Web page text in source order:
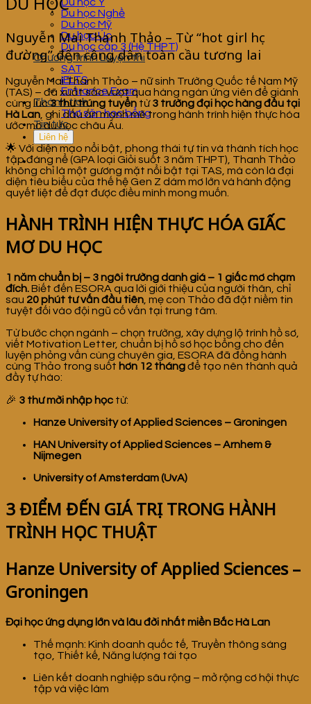
Du học Nghề
Du học Mỹ
Du học Úc
Du học cấp 3 (Hệ THPT)
Chương trình Luyện thi
SAT
IELTS
Entrance Exam
Thành tích
Thợ săn học bổng
Tin tức
Liên hệ
Nguyễn Mai Thanh Thảo – Từ “hot girl học
đường” đến công dân toàn cầu tương lai
Nguyễn Mai Thanh Thảo – nữ sinh Trường Quốc tế Nam Mỹ
(TAS) – đã xuất sắc vượt qua hàng ngàn ứng viên để giành
cùng lúc3 thư trúng tuyển từ3 trường đại học hàng đầu tại
Hà Lan, ghi dấu ấn mạnh mẽ trong hành trình hiện thực hóa
ước mơ du học châu Âu.
🌟 Với diện mạo nổi bật, phong thái tự tin và thành tích học
tập đáng nể (GPA loại Giỏi suốt 3 năm THPT), Thanh Thảo
không chỉ là một gương mặt nổi bật tại TAS, mà còn là đại
diện tiêu biểu của thế hệ Gen Z dám mơ lớn và hành động
quyết liệt để đạt được điều mình mong muốn.
HÀNH TRÌNH HIỆN THỰC HÓA GIẤC
MƠ DU HỌC
1 năm chuẩn bị – 3 ngôi trường danh giá – 1 giấc mơ chạm
đích.Biết đến ESORA qua lời giới thiệu của người thân, chỉ
sau 20 phút tư vấn đầu tiên , mẹ con Thảo đã đặt niềm tin
tuyệt đối vào đội ngũ cố vấn tại trung tâm.
Từ bước chọn ngành – chọn trường, xây dựng lộ trình hồ sơ,
viết Motivation Letter, chuẩn bị hồ sơ học bổng cho đến
luyện phỏng vấn cùng chuyên gia, ESORA đã đồng hành
cùng Thảo trong suốt hơn 12 thángđể tạo nên thành quả
đầy tự hào:
🎉 3 thư mời nhập học từ:
Hanze University of Applied Sciences – Groningen
HAN University of Applied Sciences – Arnhem &
Nijmegen
University of Amsterdam (UvA)
3 ĐIỂM ĐẾN GIÁ TRỊ TRONG HÀNH
TRÌNH HỌC THUẬT
Hanze University of Applied Sciences –
Groningen
Đại học ứng dụng lớn và lâu đời nhất miền Bắc Hà Lan
Thế mạnh: Kinh doanh quốc tế, Truyền thông sáng
tạo, Thiết kế, Năng lượng tái tạo
Liên kết doanh nghiệp sâu rộng – mở rộng cơ hội thực
tập và việc làm